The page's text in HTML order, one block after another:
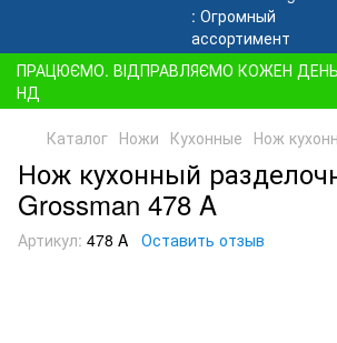
ПРАЦЮЄМО. ВІДПРАВЛЯЄМО КОЖЕН
НД
Каталог Ножи Кухонные Нож
Нож кухонный
Grossman 478 A
Артикул: 478 A Оставить отзыв